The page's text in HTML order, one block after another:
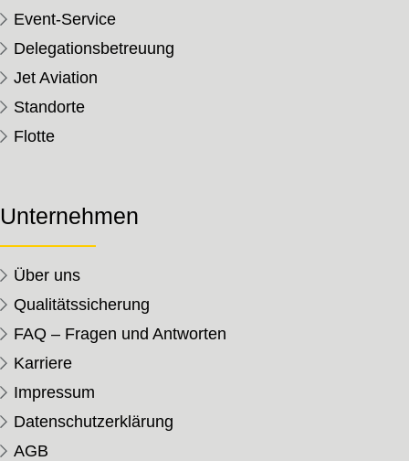
Event-Service
Delegationsbetreuung
Jet Aviation
Standorte
Flotte
Unternehmen
Über uns
Qualitätssicherung
FAQ – Fragen und Antworten
Karriere
Impressum
Datenschutzerklärung
AGB